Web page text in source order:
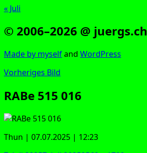
« Juli
© 2006–2026 @ juergs.ch
Made by mys­elfand Word­Press
Vorheriges Bild
RABe 515 016
Thun | 07.07.2025 | 12:23